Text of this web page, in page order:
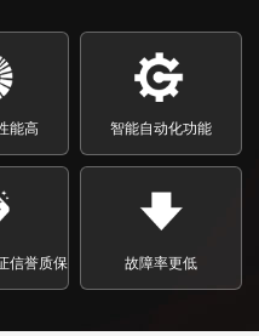
能高 智能自动化功能
信誉质保 故障率更低